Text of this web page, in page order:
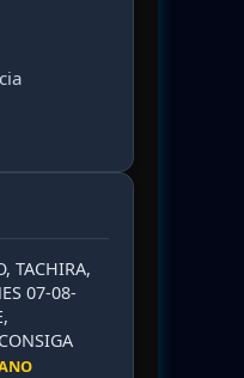
TACHIRA,
07-08-